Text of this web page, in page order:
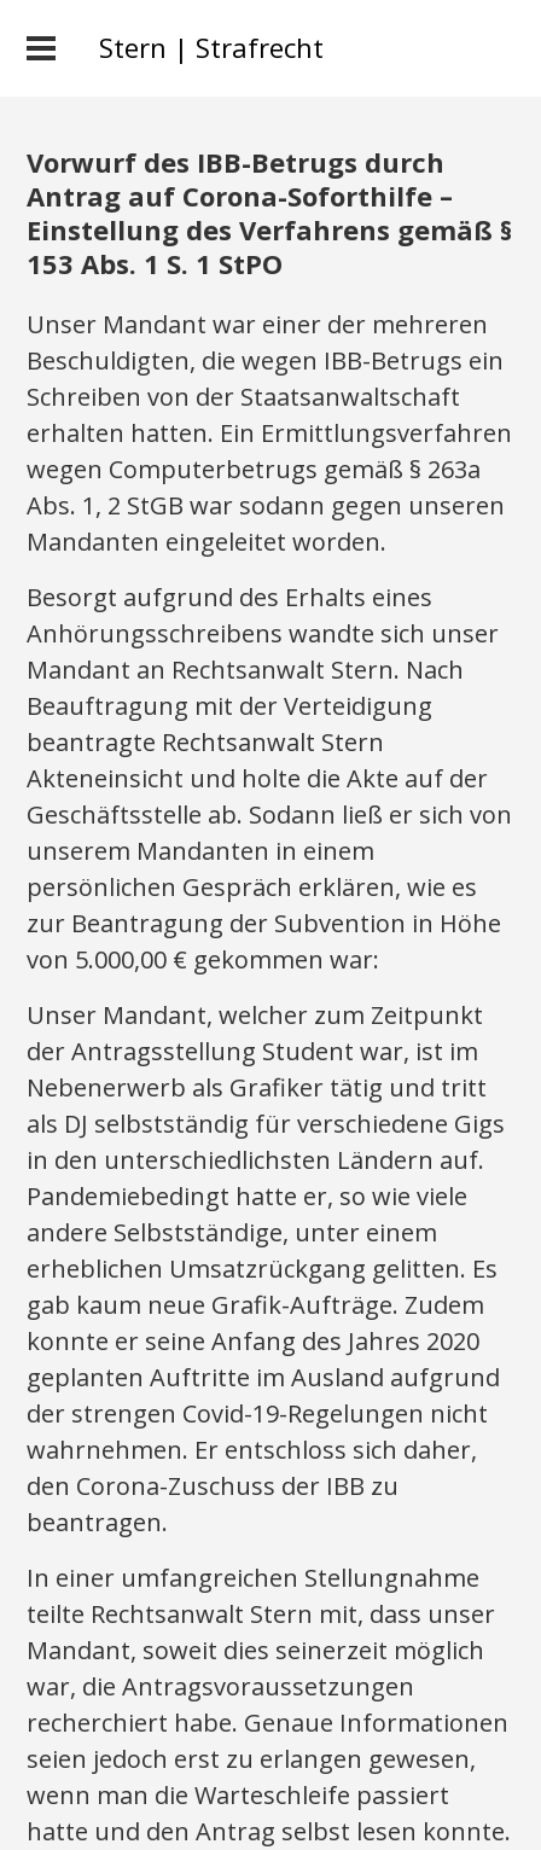
Stern | Strafrecht
Vorwurf des IBB-Betrugs durch
Antrag auf Corona-Soforthilfe –
Einstellung des Verfahrens gemäß §
153 Abs. 1 S. 1 StPO
Unser Mandant war einer der mehreren
Beschuldigten, die wegen IBB-Betrugs ein
Schreiben von der Staatsanwaltschaft
erhalten hatten. Ein Ermittlungsverfahren
wegen Computerbetrugs gemäß § 263a
Abs. 1, 2 StGB war sodann gegen unseren
Mandanten eingeleitet worden.
Besorgt aufgrund des Erhalts eines
Anhörungsschreibens wandte sich unser
Mandant an Rechtsanwalt Stern. Nach
Beauftragung mit der Verteidigung
beantragte Rechtsanwalt Stern
Akteneinsicht und holte die Akte auf der
Geschäftsstelle ab. Sodann ließ er sich von
unserem Mandanten in einem
persönlichen Gespräch erklären, wie es
zur Beantragung der Subvention in Höhe
von 5.000,00 € gekommen war:
Unser Mandant, welcher zum Zeitpunkt
der Antragsstellung Student war, ist im
Nebenerwerb als Grafiker tätig und tritt
als DJ selbstständig für verschiedene Gigs
in den unterschiedlichsten Ländern auf.
Pandemiebedingt hatte er, so wie viele
andere Selbstständige, unter einem
erheblichen Umsatzrückgang gelitten. Es
gab kaum neue Grafik-Aufträge. Zudem
konnte er seine Anfang des Jahres 2020
geplanten Auftritte im Ausland aufgrund
der strengen Covid-19-Regelungen nicht
wahrnehmen. Er entschloss sich daher,
den Corona-Zuschuss der IBB zu
beantragen.
In einer umfangreichen Stellungnahme
teilte Rechtsanwalt Stern mit, dass unser
Mandant, soweit dies seinerzeit möglich
war, die Antragsvoraussetzungen
recherchiert habe. Genaue Informationen
seien jedoch erst zu erlangen gewesen,
wenn man die Warteschleife passiert
hatte und den Antrag selbst lesen konnte.